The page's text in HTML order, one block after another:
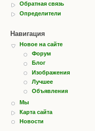
Обратная связь
Определители
Навигация
Новое на сайте
Форум
Блог
Изображения
Лучшее
Объявления
Мы
Карта сайта
Новости